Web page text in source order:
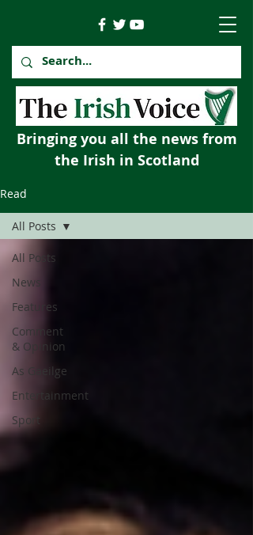
Bringing you all the news from
the Irish in Scotland
Read
All Posts
News
Features
Comment
& Opinion
As Gaeilge
Entertainment
Sport
All Posts